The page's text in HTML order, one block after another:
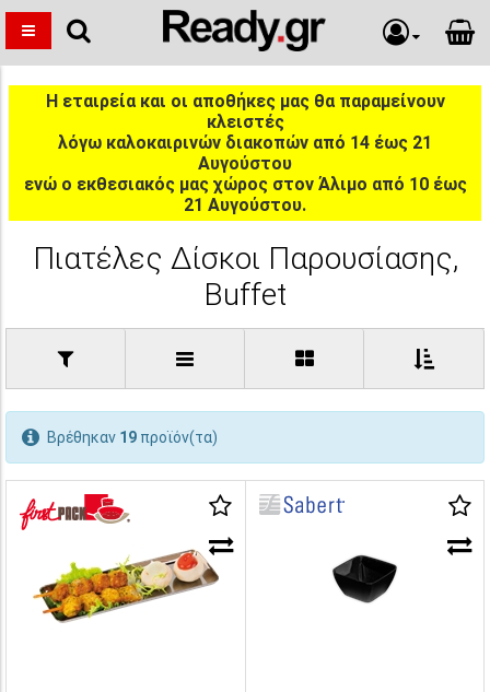
Η εταιρεία και οι αποθήκες μας θα παραμείνουν
κλειστές
λόγω καλοκαιρινών διακοπών από 14 έως 21
Αυγούστου
ενώ ο εκθεσιακός μας χώρος στον Άλιμο από 10 έως
21 Αυγούστου.
Πιατέλες Δίσκοι Παρουσίασης,
Buffet
Βρέθηκαν 19 προϊόν(τα)